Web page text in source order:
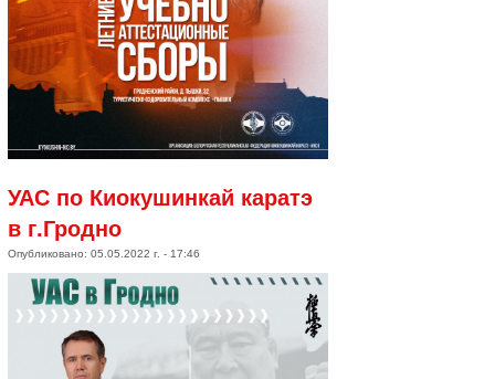
УАС по Киокушинкай каратэ
в г.Гродно
Опубликовано: 05.05.2022 г. - 17:46